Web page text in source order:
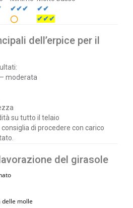
✔✔✔
✔✔
◯ ✔✔✔
dell’erpice per il
moderata
su tutto il telaio
di procedere con carico
del girasole
delle molle